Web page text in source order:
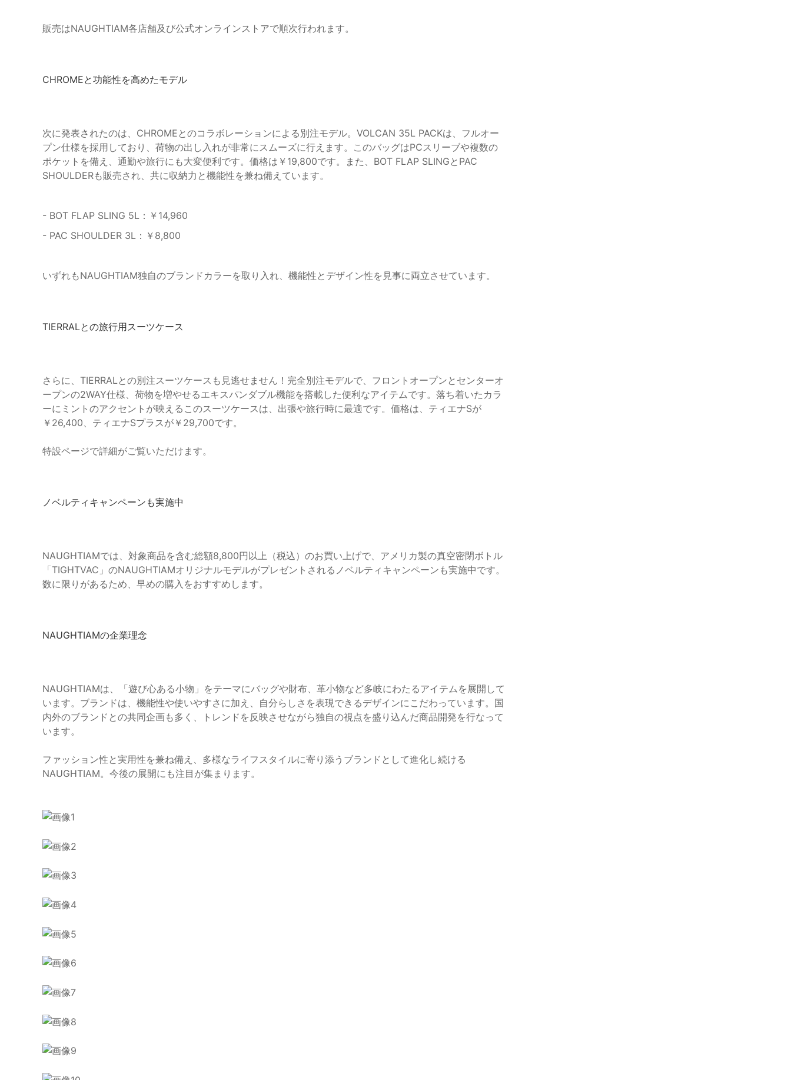
販売はNAUGHTIAM各店舗及び公式オンラインストアで順次行われます。
CHROMEと功能性を高めたモデル
次に発表されたのは、CHROMEとのコラボレーションによる別注モデル。VOLCAN 35L PACKは、フルオー
プン仕様を採用しており、荷物の出し入れが非常にスムーズに行えます。このバッグはPCスリーブや複数の
ポケットを備え、通勤や旅行にも大変便利です。価格は￥19,800です。また、BOT FLAP SLINGとPAC
SHOULDERも販売され、共に収納力と機能性を兼ね備えています。
- BOT FLAP SLING 5L：￥14,960
- PAC SHOULDER 3L：￥8,800
いずれもNAUGHTIAM独自のブランドカラーを取り入れ、機能性とデザイン性を見事に両立させています。
TIERRALとの旅行用スーツケース
さらに、TIERRALとの別注スーツケースも見逃せません！完全別注モデルで、フロントオープンとセンターオ
ープンの2WAY仕様、荷物を増やせるエキスパンダブル機能を搭載した便利なアイテムです。落ち着いたカラ
ーにミントのアクセントが映えるこのスーツケースは、出張や旅行時に最適です。価格は、ティエナSが
￥26,400、ティエナSプラスが￥29,700です。
特設ページで詳細がご覧いただけます。
ノベルティキャンペーンも実施中
NAUGHTIAMでは、対象商品を含む総額8,800円以上（税込）のお買い上げで、アメリカ製の真空密閉ボトル
「TIGHTVAC」のNAUGHTIAMオリジナルモデルがプレゼントされるノベルティキャンペーンも実施中です。
数に限りがあるため、早めの購入をおすすめします。
NAUGHTIAMの企業理念
NAUGHTIAMは、「遊び心ある小物」をテーマにバッグや財布、革小物など多岐にわたるアイテムを展開して
います。ブランドは、機能性や使いやすさに加え、自分らしさを表現できるデザインにこだわっています。国
内外のブランドとの共同企画も多く、トレンドを反映させながら独自の視点を盛り込んだ商品開発を行なって
います。
ファッション性と実用性を兼ね備え、多様なライフスタイルに寄り添うブランドとして進化し続ける
NAUGHTIAM。今後の展開にも注目が集まります。